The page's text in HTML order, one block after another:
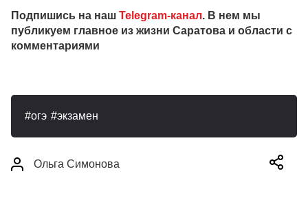
Подпишись на наш Telegram-канал. В нем мы
публикуем главное из жизни Саратова и области с
комментариями
огэ экзамен
Ольга Симонова